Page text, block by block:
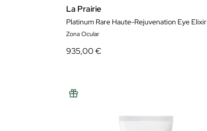
La Prairie
Platinum Rare Haute-Rejuvenation Eye Elixir
Zona Ocular
935,00 €